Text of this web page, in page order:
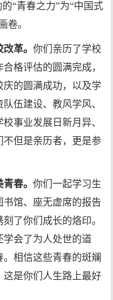
“青春之力”为“中国式
卷。
革。你们亲历了学校
格评估的圆满完成，
庆的圆满成功，以及学
伍建设、教风学风、
事业发展日新月异、
但是亲历者，更是参
春。你们一起学习生
馆、座无虚席的报告
了你们成长的烙印。
学会了为人处世的道
相信这些青春的斑斓
是你们人生路上最好